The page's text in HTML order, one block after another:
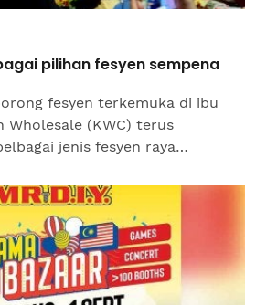
pilihan fesyen sempena
fesyen terkemuka di ibu
Wholesale (KWC) terus
jenis fesyen raya
lengkap...